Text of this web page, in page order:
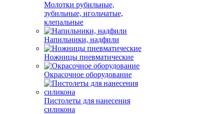
Молотки рубильные,
зубильные, игольчатые,
клепальные
Напильники, надфили
Ножницы пневматические
Окрасочное оборудование
Пистолеты для нанесения
силикона